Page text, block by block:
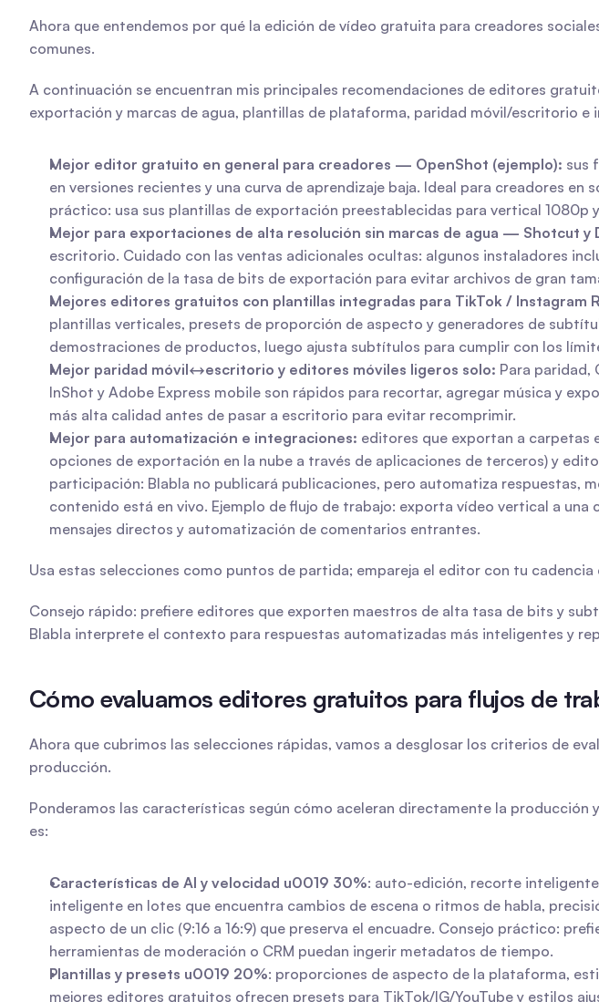
Ahora que entendemos por qué la edición de vídeo gratuita para creadores
comunes.
A continuación se encuentran mis principales recomendaciones de editores
exportación y marcas de agua, plantillas de plataforma, paridad móvil/escritorio e
Mejor editor gratuito en general para creadores — OpenShot (ejemplo): sus
en versiones recientes y una curva de aprendizaje baja. Ideal para creadores
práctico: usa sus plantillas de exportación preestablecidas para vertical
Mejor para exportaciones de alta resolución sin marcas de agua — Shotcut y
escritorio. Cuidado con las ventas adicionales ocultas: algunos instaladores
configuración de la tasa de bits de exportación para evitar archivos de gran
Mejores editores gratuitos con plantillas integradas para TikTok / Instagram
plantillas verticales, presets de proporción de aspecto y generadores de
demostraciones de productos, luego ajusta subtítulos para cumplir con los
Mejor paridad móvil↔escritorio y editores móviles ligeros solo: Para paridad,
InShot y Adobe Express mobile son rápidos para recortar, agregar música y
más alta calidad antes de pasar a escritorio para evitar recomprimir.
Mejor para automatización e integraciones: editores que exportan a carpetas
opciones de exportación en la nube a través de aplicaciones de terceros) y
participación: Blabla no publicará publicaciones, pero automatiza respuestas,
contenido está en vivo. Ejemplo de flujo de trabajo: exporta vídeo vertical a
mensajes directos y automatización de comentarios entrantes.
Usa estas selecciones como puntos de partida; empareja el editor con tu
Consejo rápido: prefiere editores que exporten maestros de alta tasa de bits y
Blabla interprete el contexto para respuestas automatizadas más inteligentes y
Cómo evaluamos editores gratuitos para flujos de
Ahora que cubrimos las selecciones rápidas, vamos a desglosar los criterios de
producción.
Ponderamos las características según cómo aceleran directamente la
es:
Características de AI y velocidad u0019 30%: auto-edición, recorte
inteligente en lotes que encuentra cambios de escena o ritmos de habla,
aspecto de un clic (9:16 a 16:9) que preserva el encuadre. Consejo práctico:
herramientas de moderación o CRM puedan ingerir metadatos de tiempo.
Plantillas y presets u0019 20%: proporciones de aspecto de la plataforma,
mejores editores gratuitos ofrecen presets para TikTok/IG/YouTube y estilos